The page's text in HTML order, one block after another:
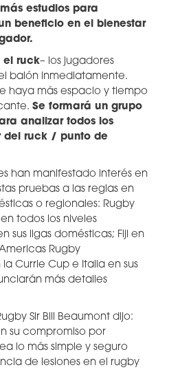
estudios para
beneficio en el bienestar
el ruck– los jugadores
balón inmediatamente.
haya más espacio y tiempo
Se formará un grupo
analizar todos los
del ruck / punto de
han manifestado interés en
pruebas a las reglas en
o regionales: Rugby
en todos los niveles
sus ligas domésticas; Fiji en
Rugby
la Currie Cup e Italia en sus
más detalles
Sir Bill Beaumont dijo:
su compromiso por
lo más simple y seguro
de lesiones en el rugby